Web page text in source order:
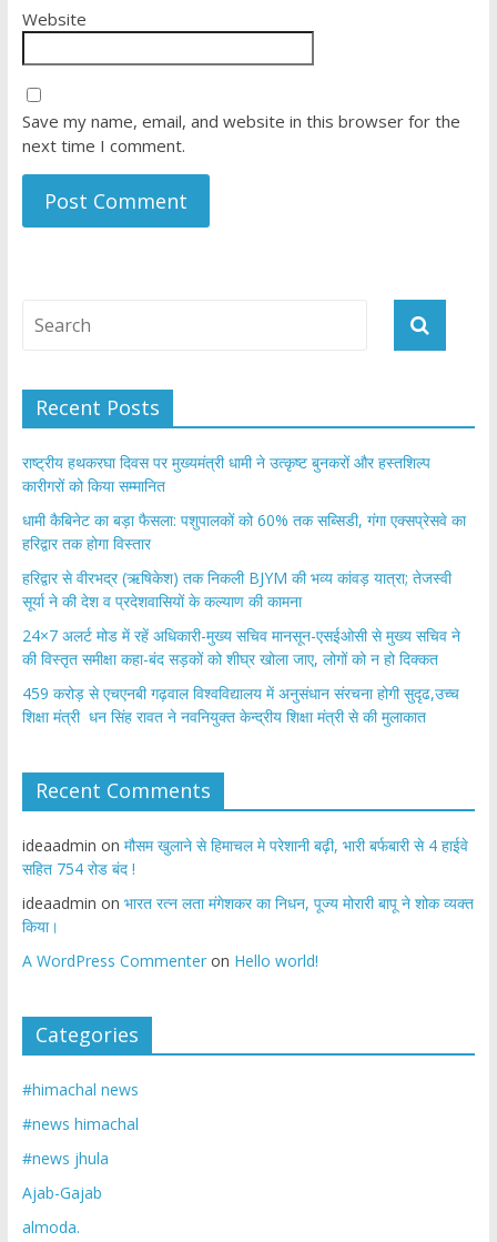
Website
Save my name, email, and website in this browser for the
next time I comment.
Recent Posts
राष्ट्रीय हथकरघा दिवस पर मुख्यमंत्री धामी ने उत्कृष्ट बुनकरों और हस्तशिल्प
कारीगरों को किया सम्मानित
​धामी कैबिनेट का बड़ा फैसला: पशुपालकों को 60% तक सब्सिडी, गंगा एक्सप्रेसवे का
हरिद्वार तक होगा विस्तार
​हरिद्वार से वीरभद्र (ऋषिकेश) तक निकली BJYM की भव्य कांवड़ यात्रा; तेजस्वी
सूर्या ने की देश व प्रदेशवासियों के कल्याण की कामना
24×7 अलर्ट मोड में रहें अधिकारी-मुख्य सचिव मानसून-एसईओसी से मुख्य सचिव ने
की विस्तृत समीक्षा कहा-बंद सड़कों को शीघ्र खोला जाए, लोगों को न हो दिक्कत
459 करोड़ से एचएनबी गढ़वाल विश्वविद्यालय में अनुसंधान संरचना होगी सुदृढ,उच्च
शिक्षा मंत्री धन सिंह रावत ने नवनियुक्त केन्द्रीय शिक्षा मंत्री से की मुलाकात
Recent Comments
ideaadmin on मौसम खुलाने से हिमाचल मे परेशानी बढ़ी, भारी बर्फबारी से 4 हाईवे
सहित 754 रोड बंद !
ideaadmin on भारत रत्न लता मंगेशकर का निधन, पूज्य मोरारी बापू ने शोक व्यक्त
किया।
A WordPress Commenteron Hello world!
Categories
#himachal news
#news himachal
#news jhula
Ajab-Gajab
almoda.